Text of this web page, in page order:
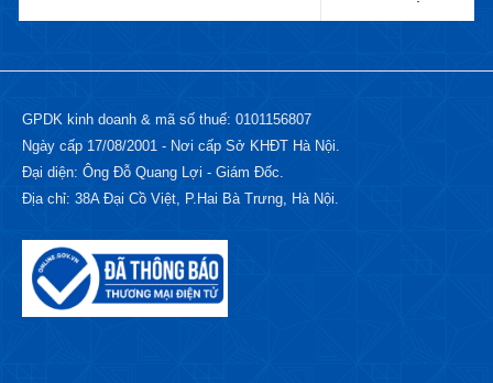
GPDK kinh doanh & mã số thuế: 0101156807
Ngày cấp 17/08/2001 - Nơi cấp Sở KHĐT Hà Nội.
Đại diện: Ông Đỗ Quang Lợi - Giám Đốc.
Địa chỉ: 38A Đại Cồ Việt, P.Hai Bà Trưng, Hà Nội.